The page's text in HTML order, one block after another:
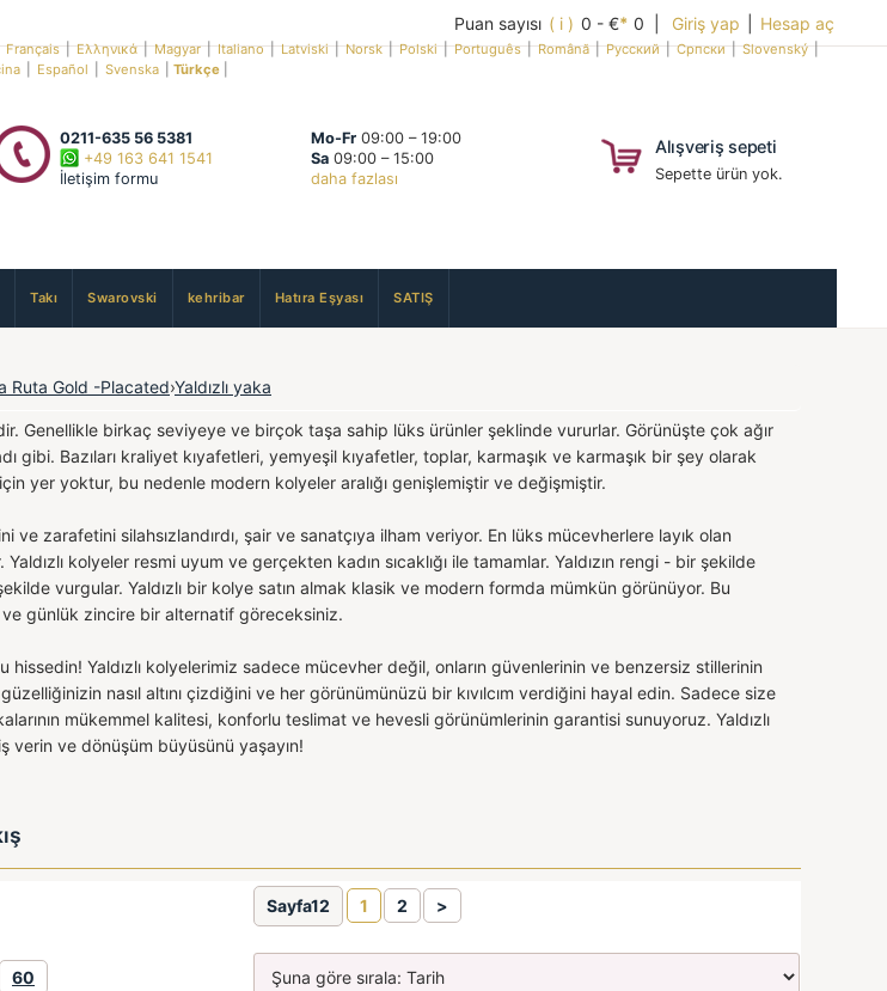
Puan sayısı ( i ) 0 - €* 0 | Giriş yap Hesap aç
Français|Ελληνικά|Magyar|Italiano|Latviski|Norsk|Polski|Português|Română|Русский|Српски|Slovenský|
Español Svenska Türkçe|
0211-635 56 5381
+49 163 641 1541
İletişim formu
Mo-Fr09:00 – 19:00
Sa09:00 – 15:00
daha fazlası
Alışveriş sepeti
Sepette ürün yok.
Takı Swarovski kehribar Hatıra Eşyası SATIŞ
Ruta Gold -Placated›Yaldızlı yaka
Genellikle birkaç seviyeye ve birçok taşa sahip lüks ürünler şeklinde vururlar. Görünüşte çok ağır
gibi. Bazıları kraliyet kıyafetleri, yemyeşil kıyafetler, toplar, karmaşık ve karmaşık bir şey olarak
yer yoktur, bu nedenle modern kolyeler aralığı genişlemiştir ve değişmiştir.
ve zarafetini silahsızlandırdı, şair ve sanatçıya ilham veriyor. En lüks mücevherlere layık olan
Yaldızlı kolyeler resmi uyum ve gerçekten kadın sıcaklığı ile tamamlar. Yaldızın rengi - bir şekilde
vurgular. Yaldızlı bir kolye satın almak klasik ve modern formda mümkün görünüyor. Bu
günlük zincire bir alternatif göreceksiniz.
Yaldızlı kolyelerimiz sadece mücevher değil, onların güvenlerinin ve benzersiz stillerinin
nasıl altını çizdiğini ve her görünümünüzü bir kıvılcım verdiğini hayal edin. Sadece size
mükemmel kalitesi, konforlu teslimat ve hevesli görünümlerinin garantisi sunuyoruz. Yaldızlı
verin ve dönüşüm büyüsünü yaşayın!
Sayfa12 1 2 >
60